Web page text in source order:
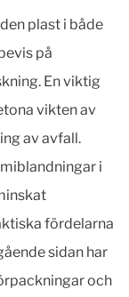
plast i både
på
En viktig
vikten av
av avfall.
i
fördelarna
sidan har
och